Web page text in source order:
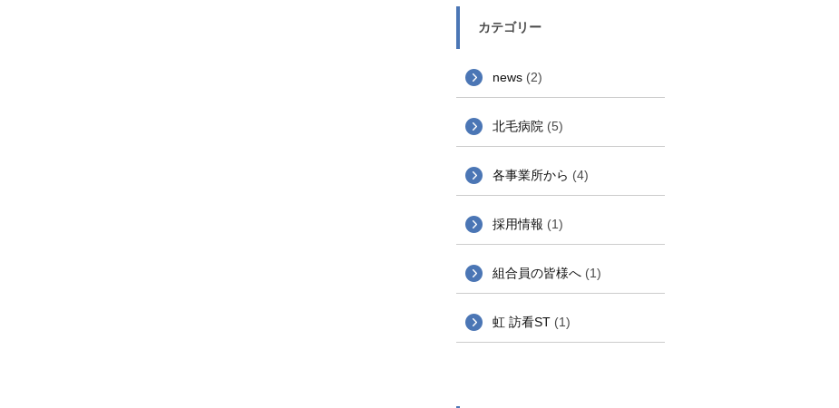
カテゴリー
news (2)
北毛病院 (5)
各事業所から (4)
採用情報 (1)
組合員の皆様へ (1)
虹 訪看ST (1)